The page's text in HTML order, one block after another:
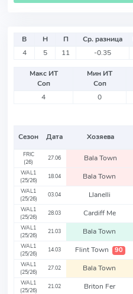
В Н П Ср. разница
4
5 11 -0.35
Макс ИТ
Соп
Мин ИТ
Соп
4
0
Сезон Дата Хозяева
FRIC
(26)
27.06 Bala Town
WAL1
(25/26)
18.04 Bala Town
WAL1
(25/26)
03.04 Llanelli
WAL1
(25/26)
28.03 Cardiff Me
WAL1
(25/26)
21.03 Bala Town
WAL1
(25/26)
14.03 Flint Town 90
WAL1
(25/26)
27.02 Bala Town
WAL1
(25/26)
21.02 Briton Fer